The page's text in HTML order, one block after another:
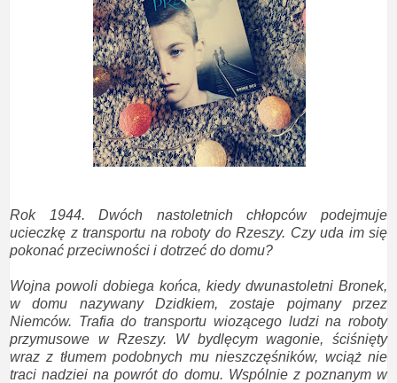
Rok 1944. Dwóch nastoletnich chłopców podejmuje
ucieczkę z transportu na roboty do Rzeszy. Czy uda im się
pokonać przeciwności i dotrzeć do domu?
Wojna powoli dobiega końca, kiedy dwunastoletni Bronek,
w domu nazywany Dzidkiem, zostaje pojmany przez
Niemców. Trafia do transportu wiozącego ludzi na roboty
przymusowe w Rzeszy. W bydlęcym wagonie, ściśnięty
wraz z tłumem podobnych mu nieszczęśników, wciąż nie
traci nadziei na powrót do domu. Wspólnie z poznanym w